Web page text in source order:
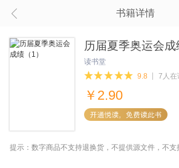
书籍详情
历届夏季奥运会成
读书堂
9.8
7人在
￥ 2.90
提示：数字商品不支持退换货，不提供源文件，不支